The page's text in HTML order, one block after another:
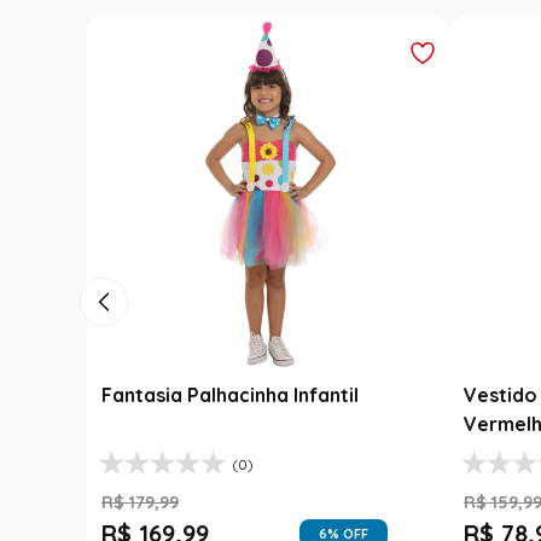
Fantasia Palhacinha Infantil
(0)
R$ 179,99
R$ 169,99 6% OFF
Vestido
R$ 159,
R$ 78,